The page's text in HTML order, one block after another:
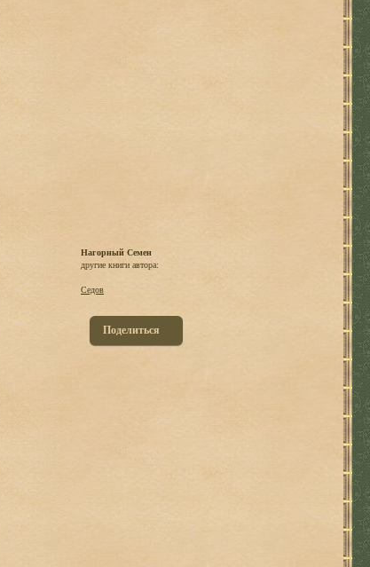
Нагорный Семен
другие книги автора:
Седов
Поделиться